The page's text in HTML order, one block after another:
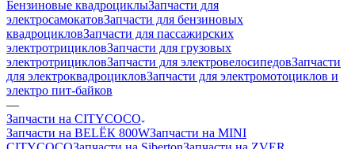
Бензиновые квадроциклыЗапчасти для
электросамокатовЗапчасти для бензиновых
квадроцикловЗапчасти для пассажирских
электротрицикловЗапчасти для грузовых
электротрицикловЗапчасти для электровелосипедовЗапчасти
для электроквадроцикловЗапчасти для электромотоциклов и
электро пит-байков
—
Запчасти на CITYCOCO
Запчасти на BELЁК 800WЗапчасти на MINI